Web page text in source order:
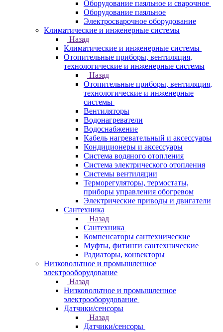
Оборудование паяльное и сварочное
Оборудование паяльное
Электросварочное оборудование
Климатические и инженерные системы
Назад
Климатические и инженерные системы
Отопительные приборы, вентиляция,
технологические и инженерные системы
Назад
Отопительные приборы, вентиляция,
технологические и инженерные
системы
Вентиляторы
Водонагреватели
Водоснабжение
Кабель нагревательный и аксессуары
Кондиционеры и аксессуары
Система водяного отопления
Система электрического отопления
Системы вентиляции
Терморегуляторы, термостаты,
приборы управления обогревом
Электрические приводы и двигатели
Сантехника
Назад
Сантехника
Компенсаторы сантехнические
Муфты, фитинги сантехнические
Радиаторы, конвекторы
Низковольтное и промышленное
электрооборудование
Назад
Низковольтное и промышленное
электрооборудование
Датчики/сенсоры
Назад
Датчики/сенсоры